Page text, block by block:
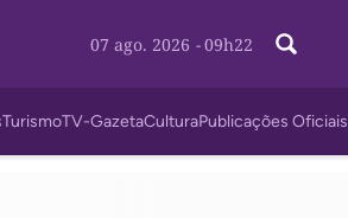
07 ago. 2026 - 09h22
TurismoTV-GazetaCulturaPublicações Oficiais